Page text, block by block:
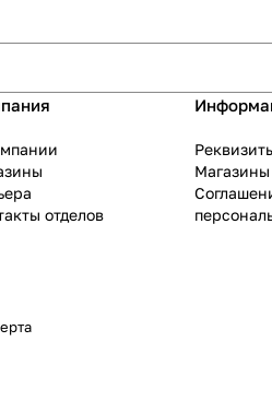
отделов
Магазины